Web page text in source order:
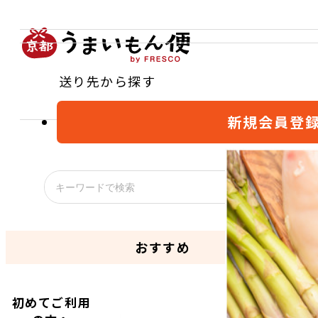
送り先から探す
新規会員登
おすすめ
初めてご利用